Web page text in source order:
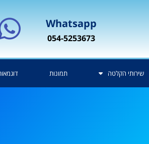
Whatsapp
054-5253673
שירותי הקלטה תמונות